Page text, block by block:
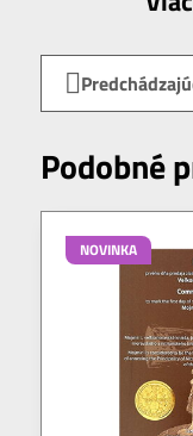
Podobné
NOVINKA